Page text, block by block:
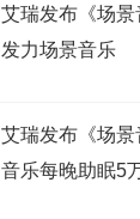
艾瑞发布《场
发力场景音乐
艾瑞发布《场
音乐每晚助眠5